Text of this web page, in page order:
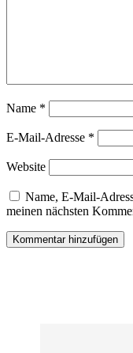
Name *
E-Mail-Adresse *
Website
Name, E-Mail-
meinen nächsten